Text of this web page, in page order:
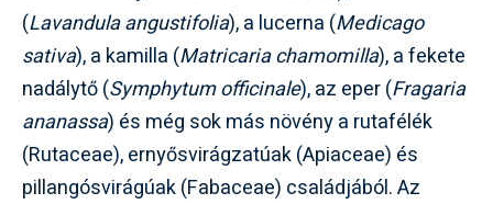
(Lavandula angustifolia), a lucerna (Medicago
sativa), a kamilla (Matricaria chamomilla), a fekete
nadálytő (Symphytum officinale), az eper (Fragaria
ananassa) és még sok más növény a rutafélék
(Rutaceae), ernyősvirágzatúak (Apiaceae) és
pillangósvirágúak (Fabaceae) családjából. Az